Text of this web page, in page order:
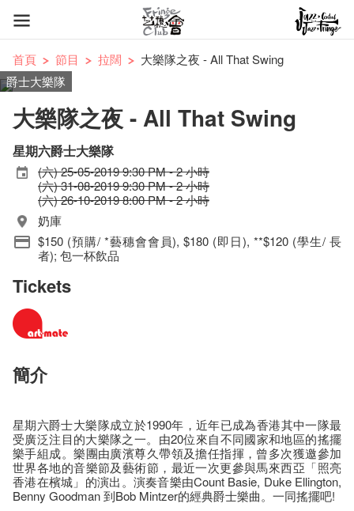
首頁 節目 拉闊
大樂隊之夜 - All That Swing
爵士大樂隊
大樂隊之夜 - All That Swing
星期六爵士大樂隊
(六) 25-05-2019 9:30 PM - 2 小時
(六) 31-08-2019 9:30 PM - 2 小時
(六) 26-10-2019 8:00 PM - 2 小時
奶庫
$150 (預購/ *藝穗會會員), $180 (即日), **$120 (學生/ 長
者); 包一杯飲品
Tickets
簡介
星期六爵士大樂隊成立於1990年，近年已成為香港其中一隊最
受廣泛注目的大樂隊之一。由20位來自不同國家和地區的搖擺
樂手組成。樂團由廣濱尊久帶領及擔任指揮，曾多次獲邀參加
世界各地的音樂節及藝術節，最近一次更參與馬來西亞「照亮
香港在檳城」的演出。演奏音樂由Count Basie, Duke Ellington,
Benny Goodman 到Bob Mintzer的經典爵士樂曲。一同搖擺吧!